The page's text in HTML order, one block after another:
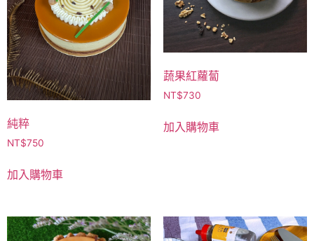
純粹
NT$750
加入購物車
蔬果紅蘿蔔
NT$730
加入購物車